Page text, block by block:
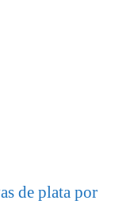
de plata por